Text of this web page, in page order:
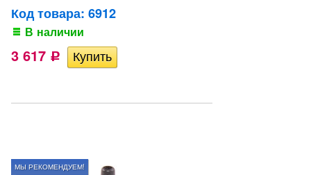
Код товара: 6912
В наличии
3 617 Р
МЫ РЕКОМЕНДУЕМ!